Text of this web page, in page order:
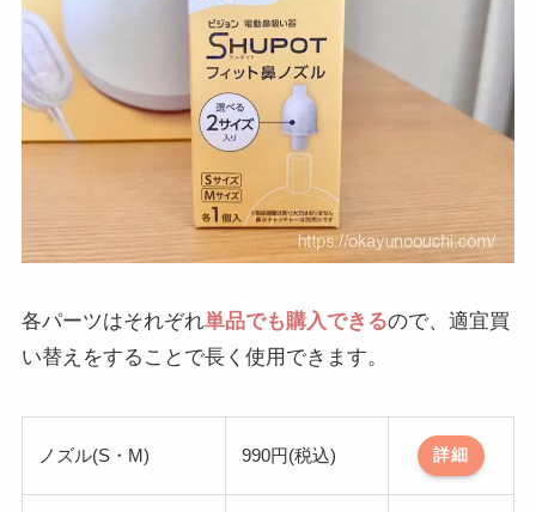
各パーツはそれぞれ単品でも購入できるので、適宜買
い替えをすることで長く使用できます。
ノズル(S・M) 990円(税込) 詳細